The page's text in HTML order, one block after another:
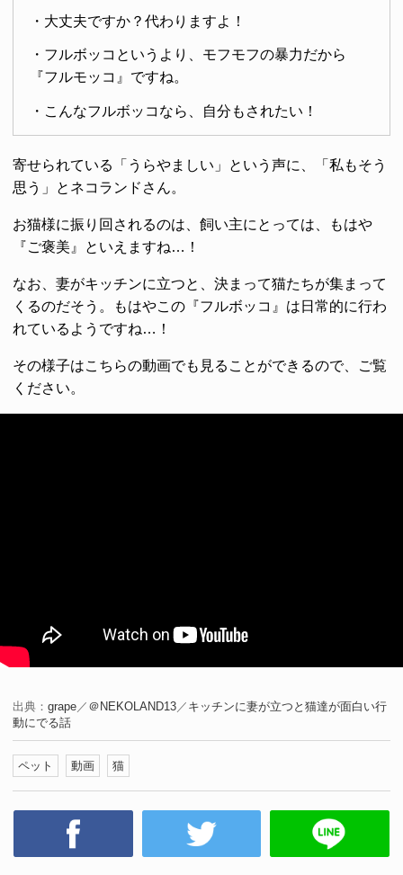
・大丈夫ですか？代わりますよ！
・フルボッコというより、モフモフの暴力だから
『フルモッコ』ですね。
・こんなフルボッコなら、自分もされたい！
寄せられている「うらやましい」という声に、「私もそう
思う」とネコランドさん。
お猫様に振り回されるのは、飼い主にとっては、もはや
『ご褒美』といえますね…！
なお、妻がキッチンに立つと、決まって猫たちが集まって
くるのだそう。もはやこの『フルボッコ』は日常的に行わ
れているようですね…！
その様子はこちらの動画でも見ることができるので、ご覧
ください。
出典： grape／ ＠NEKOLAND13／ キッチンに妻が立つと猫達が面白い行
動にでる話
ペット 動画 猫